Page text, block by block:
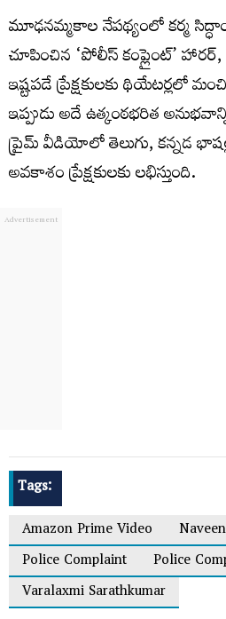
మూఢనమ్మకాల నేపథ్యంలో కర్మ
చూపించిన ‘పోలీస్ కంప్లైంట్’
ఇష్టపడే ప్రేక్షకులకు థియేటర్లలో
ఇప్పుడు అదే ఉత్కంఠభరిత
ప్రైమ్ వీడియోలో తెలుగు, కన్నడ
అవకాశం ప్రేక్షకులకు లభిస్తుంది.
Tags:
Amazon Prime Video
Police Complaint
Police
Varalaxmi Sarathkumar